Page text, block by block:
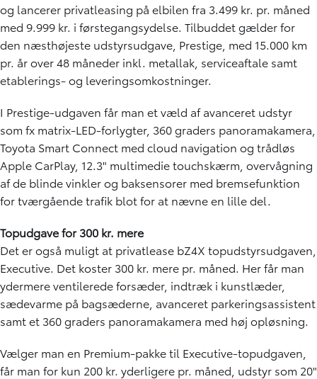
og lancerer privatleasing på elbilen fra 3.499 kr. pr. måned
med 9.999 kr. i førstegangsydelse. Tilbuddet gælder for
den næsthøjeste udstyrsudgave, Prestige, med 15.000 km
pr. år over 48 måneder inkl. metallak, serviceaftale samt
etablerings- og leveringsomkostninger.
I Prestige-udgaven får man et væld af avanceret udstyr
som fx matrix-LED-forlygter, 360 graders panoramakamera,
Toyota Smart Connect med cloud navigation og trådløs
Apple CarPlay, 12.3" multimedie touchskærm, overvågning
af de blinde vinkler og baksensorer med bremsefunktion
for tværgående trafik blot for at nævne en lille del.
Topudgave for 300 kr. mere
Det er også muligt at privatlease bZ4X topudstyrsudgaven,
Executive. Det koster 300 kr. mere pr. måned. Her får man
ydermere ventilerede forsæder, indtræk i kunstlæder,
sædevarme på bagsæderne, avanceret parkeringsassistent
samt et 360 graders panoramakamera med høj opløsning.
Vælger man en Premium-pakke til Executive-topudgaven,
får man for kun 200 kr. yderligere pr. måned, udstyr som 20"